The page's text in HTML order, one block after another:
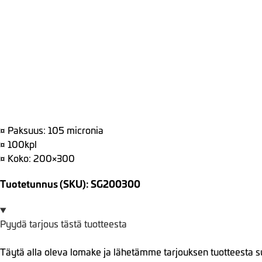
¤ Paksuus: 105 micronia
¤ 100kpl
¤ Koko: 200×300
Tuotetunnus (SKU): SG200300
Pyydä tarjous tästä tuotteesta
Täytä alla oleva lomake ja lähetämme tarjouksen tuotteesta